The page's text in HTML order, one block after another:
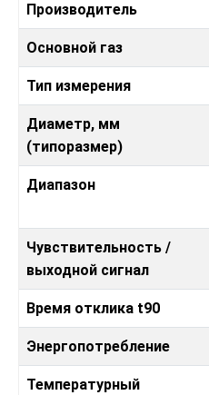
Производитель
Основной газ
Тип измерения
Диаметр, мм
(типоразмер)
Диапазон
Чувствительность /
выходной сигнал
Время отклика t90
Энергопотребление
Температурный